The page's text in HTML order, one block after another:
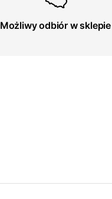
Możliwy odbiór w sklepie